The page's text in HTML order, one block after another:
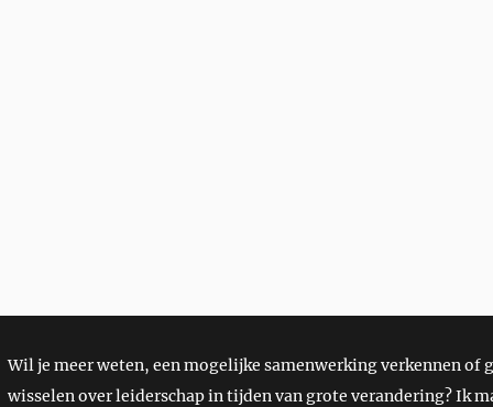
Wil je meer weten, een mogelijke samenwerking verkennen of
wisselen over leiderschap in tijden van grote verandering? Ik